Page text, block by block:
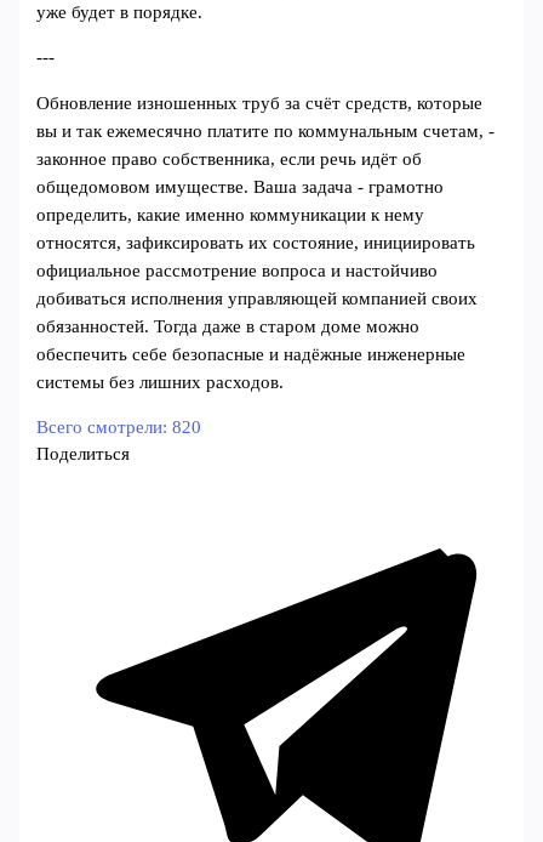
уже будет в порядке.
---
Обновление изношенных труб за счёт средств, которые
вы и так ежемесячно платите по коммунальным счетам, -
законное право собственника, если речь идёт об
общедомовом имуществе. Ваша задача - грамотно
определить, какие именно коммуникации к нему
относятся, зафиксировать их состояние, инициировать
официальное рассмотрение вопроса и настойчиво
добиваться исполнения управляющей компанией своих
обязанностей. Тогда даже в старом доме можно
обеспечить себе безопасные и надёжные инженерные
системы без лишних расходов.
Всего смотрели: 820
Поделиться